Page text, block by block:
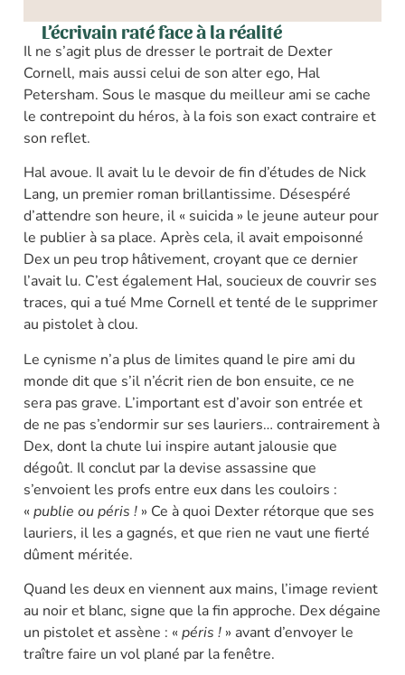
L’écrivain raté face à la réalité
Il ne s’agit plus de dresser le portrait de Dexter
Cornell, mais aussi celui de son alter ego, Hal
Petersham. Sous le masque du meilleur ami se cache
le contrepoint du héros, à la fois son exact contraire et
son reflet.
Hal avoue. Il avait lu le devoir de fin d’études de Nick
Lang, un premier roman brillantissime. Désespéré
d’attendre son heure, il « suicida » le jeune auteur pour
le publier à sa place. Après cela, il avait empoisonné
Dex un peu trop hâtivement, croyant que ce dernier
l’avait lu. C’est également Hal, soucieux de couvrir ses
traces, qui a tué Mme Cornell et tenté de le supprimer
au pistolet à clou.
Le cynisme n’a plus de limites quand le pire ami du
monde dit que s’il n’écrit rien de bon ensuite, ce ne
sera pas grave. L’important est d’avoir son entrée et
de ne pas s’endormir sur ses lauriers… contrairement à
Dex, dont la chute lui inspire autant jalousie que
dégoût. Il conclut par la devise assassine que
s’envoient les profs entre eux dans les couloirs :
« publie ou péris ! » Ce à quoi Dexter rétorque que ses
lauriers, il les a gagnés, et que rien ne vaut une fierté
dûment méritée.
Quand les deux en viennent aux mains, l’image revient
au noir et blanc, signe que la fin approche. Dex dégaine
un pistolet et assène : « péris ! » avant d’envoyer le
traître faire un vol plané par la fenêtre.